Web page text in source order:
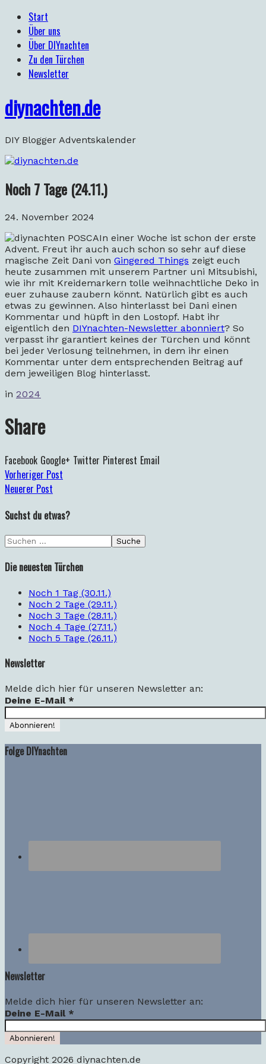
Start
Über uns
Über DIYnachten
Zu den Türchen
Newsletter
diynachten.de
DIY Blogger Adventskalender
Noch 7 Tage (24.11.)
24. November 2024
In einer Woche ist schon der erste
Advent. Freut ihr auch auch schon so sehr auf diese
magische Zeit Dani von Gingered Things zeigt euch
heute zusammen mit unserem Partner uni Mitsubishi,
wie ihr mit Kreidemarkern tolle weihnachtliche Deko in
euer zuhause zaubern könnt. Natürlich gibt es auch
etwas zu gewinnen. Also hinterlasst bei Dani einen
Kommentar und hüpft in den Lostopf. Habt ihr
eigentlich den DIYnachten-Newsletter abonniert? So
verpasst ihr garantiert keines der Türchen und könnt
bei jeder Verlosung teilnehmen, in dem ihr einen
Kommentar unter dem entsprechenden Beitrag auf
dem jeweiligen Blog hinterlasst.
in 2024
Share
Facebook Google+ Twitter Pinterest Email
Vorheriger Post
Neuerer Post
Suchst du etwas?
Die neuesten Türchen
Noch 1 Tag (30.11.)
Noch 2 Tage (29.11.)
Noch 3 Tage (28.11.)
Noch 4 Tage (27.11.)
Noch 5 Tage (26.11.)
Newsletter
Melde dich hier für unseren Newsletter an:
Deine E-Mail *
Folge DIYnachten
Newsletter
Melde dich hier für unseren Newsletter an:
Deine E-Mail *
Copyright 2026 diynachten.de